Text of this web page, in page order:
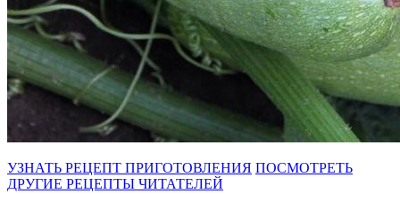
УЗНАТЬ РЕЦЕПТ ПРИГОТОВЛЕНИЯ ПОСМОТРЕТЬ
ДРУГИЕ РЕЦЕПТЫ ЧИТАТЕЛЕЙ